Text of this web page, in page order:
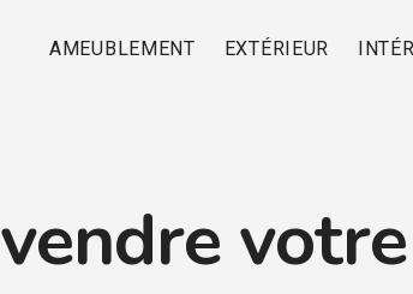
AMEUBLEMENT EXTÉRIEUR
vendre